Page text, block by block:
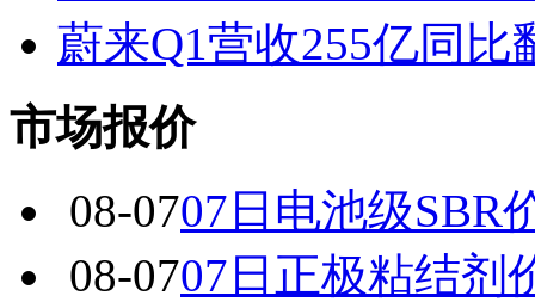
蔚来Q1营收255亿同
市场报价
08-0707日电池级SBR
08-0707日正极粘结剂